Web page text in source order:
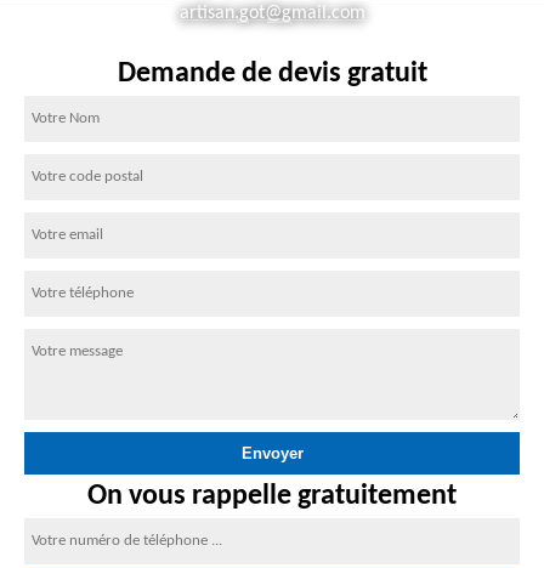
artisan.got@gmail.com
Demande de devis gratuit
On vous rappelle gratuitement